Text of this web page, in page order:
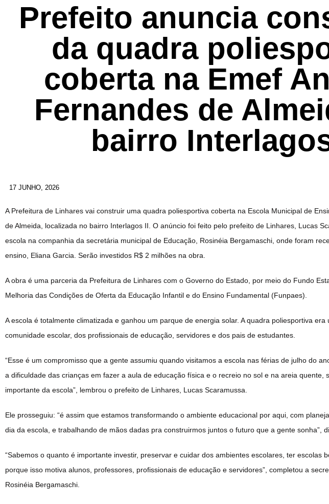
Prefeito anuncia
da quadra
coberta na Emef
Fernandes de
bairro
17 JUNHO, 2026
A Prefeitura de Linhares vai construir uma quadra poliesportiva coberta na Escola Municipal de
de Almeida, localizada no bairro Interlagos II. O anúncio foi feito pelo prefeito de Linhares, Lucas
escola na companhia da secretária municipal de Educação, Rosinéia Bergamaschi, onde foram
ensino, Eliana Garcia. Serão investidos R$ 2 milhões na obra.
A obra é uma parceria da Prefeitura de Linhares com o Governo do Estado, por meio do Fundo
Melhoria das Condições de Oferta da Educação Infantil e do Ensino Fundamental (Funpaes).
A escola é totalmente climatizada e ganhou um parque de energia solar. A quadra poliesportiva
comunidade escolar, dos profissionais de educação, servidores e dos pais de estudantes.
“Esse é um compromisso que a gente assumiu quando visitamos a escola nas férias de julho do
a dificuldade das crianças em fazer a aula de educação física e o recreio no sol e na areia quente,
importante da escola”, lembrou o prefeito de Linhares, Lucas Scaramussa.
Ele prosseguiu: “é assim que estamos transformando o ambiente educacional por aqui, com
dia da escola, e trabalhando de mãos dadas pra construirmos juntos o futuro que a gente sonha”,
“Sabemos o quanto é importante investir, preservar e cuidar dos ambientes escolares, ter escolas
porque isso motiva alunos, professores, profissionais de educação e servidores”, completou a
Rosinéia Bergamaschi.